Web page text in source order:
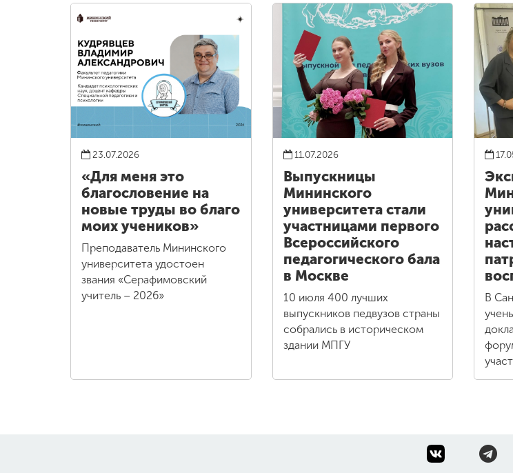
23.07.2026
«Для меня это
благословение на
новые труды во благо
моих учеников»
Преподаватель Мининского
университета удостоен
звания «Серафимовский
учитель – 2026»
11.07.2026
Выпускницы
Мининского
университета стали
участницами первого
Всероссийского
педагогического бала
в Москве
10 июля 400 лучших
выпускников педвузов страны
собрались в историческом
здании МПГУ
В